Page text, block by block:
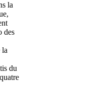
la
des
la
du